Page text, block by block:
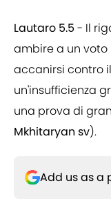
Lautaro 5.5 - Il
ambire a un
accanirsi contro
un'insufficienza
una prova di
Mkhitaryan sv).
Add us as a